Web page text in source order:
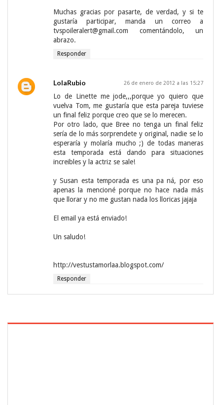
Muchas gracias por pasarte, de verdad, y si te
gustaría participar, manda un correo a
tvspoileralert@gmail.com comentándolo, un
abrazo.
Responder
LolaRubio 26 de enero de 2012 a las 15:27
Lo de Linette me jode,,,porque yo quiero que
vuelva Tom, me gustaría que esta pareja tuviese
un final feliz porque creo que se lo merecen.
Por otro lado, que Bree no tenga un final feliz
sería de lo más sorprendete y original, nadie se lo
esperaría y molaría mucho ;) de todas maneras
esta temporada está dando para situaciones
increibles y la actriz se sale!
y Susan esta temporada es una pa ná, por eso
apenas la mencioné porque no hace nada más
que llorar y no me gustan nada los lloricas jajaja
El email ya está enviado!
Un saludo!
http://vestustamorlaa.blogspot.com/
Responder